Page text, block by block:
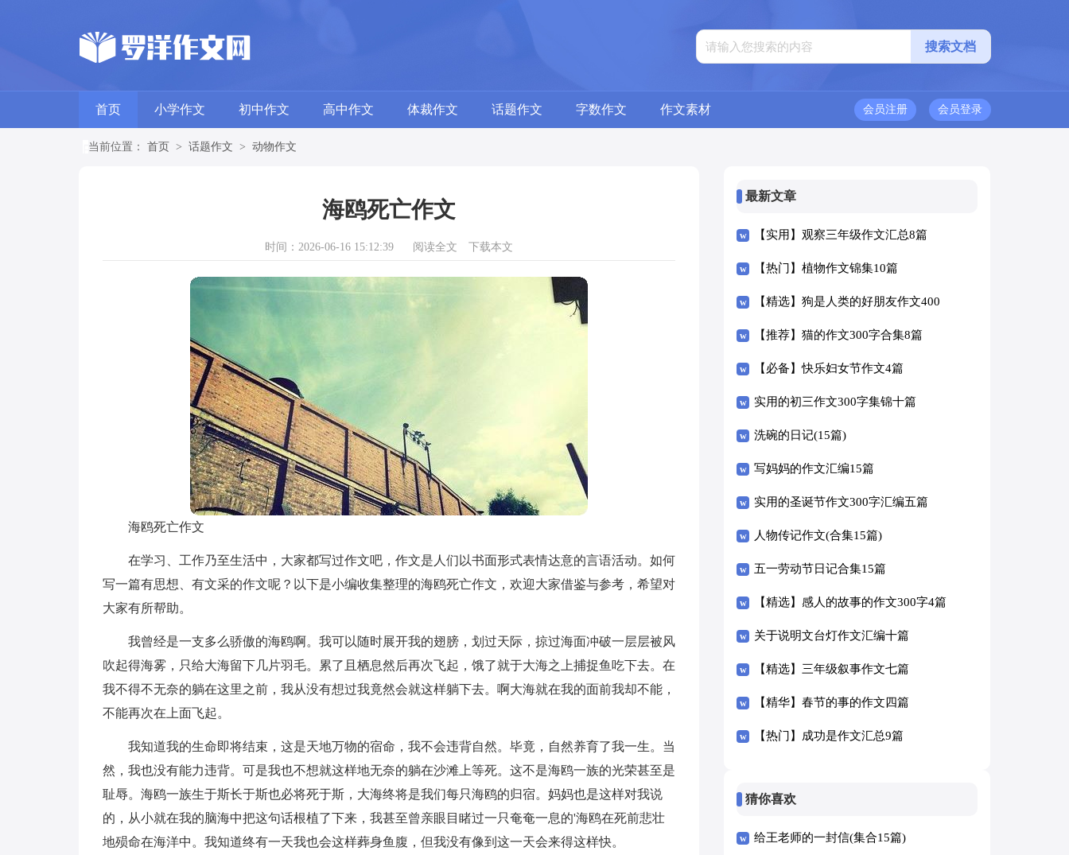
首页 小学作文 初中作文 高中作文 体裁作文 话题作文 字数作文 作文素材 会员登录
会员注册
当前位置： 首页 > 话题作文 > 动物作文
海鸥死亡作文
时间：2026-06-16 15:12:39 阅读全文 下载本文
海鸥死亡作文
在学习、工作乃至生活中，大家都写过作文吧，作文是人们以书面形式表情达意的言语活动。如何
写一篇有思想、有文采的作文呢？以下是小编收集整理的海鸥死亡作文，欢迎大家借鉴与参考，希望对
大家有所帮助。
我曾经是一支多么骄傲的海鸥啊。我可以随时展开我的翅膀，划过天际，掠过海面冲破一层层被风
吹起得海雾，只给大海留下几片羽毛。累了且栖息然后再次飞起，饿了就于大海之上捕捉鱼吃下去。在
我不得不无奈的躺在这里之前，我从没有想过我竟然会就这样躺下去。啊大海就在我的面前我却不能，
不能再次在上面飞起。
我知道我的生命即将结束，这是天地万物的宿命，我不会违背自然。毕竟，自然养育了我一生。当
然，我也没有能力违背。可是我也不想就这样地无奈的躺在沙滩上等死。这不是海鸥一族的光荣甚至是
耻辱。海鸥一族生于斯长于斯也必将死于斯，大海终将是我们每只海鸥的归宿。妈妈也是这样对我说
的，从小就在我的脑海中把这句话根植了下来，我甚至曾亲眼目睹过一只奄奄一息的'海鸥在死前悲壮
地殒命在海洋中。我知道终有一天我也会这样葬身鱼腹，但我没有像到这一天会来得这样快。
最新文章
【实用】观察三年级作文汇总8篇
【热门】植物作文锦集10篇
【精选】狗是人类的好朋友作文400
字四篇
【推荐】猫的作文300字合集8篇
【必备】快乐妇女节作文4篇
实用的初三作文300字集锦十篇
洗碗的日记(15篇)
写妈妈的作文汇编15篇
实用的圣诞节作文300字汇编五篇
人物传记作文(合集15篇)
五一劳动节日记合集15篇
【精选】感人的故事的作文300字4篇
关于说明文台灯作文汇编十篇
【精选】三年级叙事作文七篇
【精华】春节的事的作文四篇
【热门】成功是作文汇总9篇
猜你喜欢
给王老师的一封信(集合15篇)